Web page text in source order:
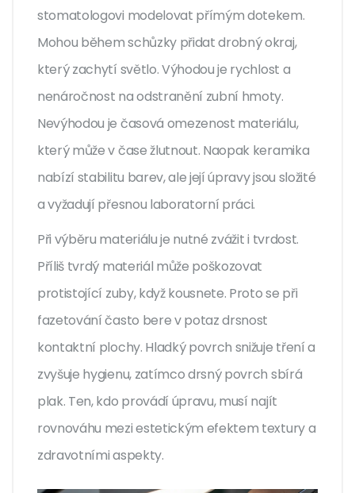
stomatologovi modelovat přímým dotekem.
Mohou během schůzky přidat drobný okraj,
který zachytí světlo. Výhodou je rychlost a
nenáročnost na odstranění zubní hmoty.
Nevýhodou je časová omezenost materiálu,
který může v čase žlutnout. Naopak keramika
nabízí stabilitu barev, ale její úpravy jsou složité
a vyžadují přesnou laboratorní práci.
Při výběru materiálu je nutné zvážit i tvrdost.
Příliš tvrdý materiál může poškozovat
protistojící zuby, když kousnete. Proto se při
fazetování často bere v potaz drsnost
kontaktní plochy. Hladký povrch snižuje tření a
zvyšuje hygienu, zatímco drsný povrch sbírá
plak. Ten, kdo provádí úpravu, musí najít
rovnováhu mezi estetickým efektem textury a
zdravotními aspekty.